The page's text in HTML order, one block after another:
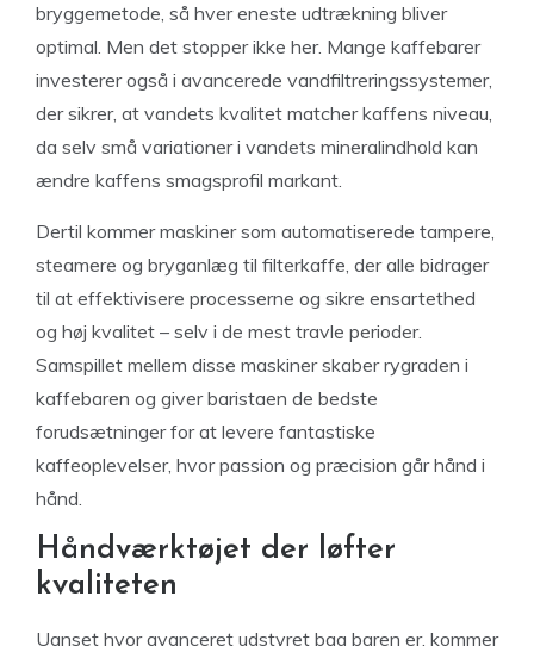
bryggemetode, så hver eneste udtrækning bliver
optimal. Men det stopper ikke her. Mange kaffebarer
investerer også i avancerede vandfiltreringssystemer,
der sikrer, at vandets kvalitet matcher kaffens niveau,
da selv små variationer i vandets mineralindhold kan
ændre kaffens smagsprofil markant.
Dertil kommer maskiner som automatiserede tampere,
steamere og bryganlæg til filterkaffe, der alle bidrager
til at effektivisere processerne og sikre ensartethed
og høj kvalitet – selv i de mest travle perioder.
Samspillet mellem disse maskiner skaber rygraden i
kaffebaren og giver baristaen de bedste
forudsætninger for at levere fantastiske
kaffeoplevelser, hvor passion og præcision går hånd i
hånd.
Håndværktøjet der løfter
kvaliteten
Uanset hvor avanceret udstyret bag baren er, kommer